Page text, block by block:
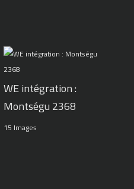
WE intégration :
Montségu 2368
15 Images